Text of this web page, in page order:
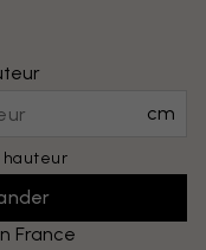
cm
hauteur
France